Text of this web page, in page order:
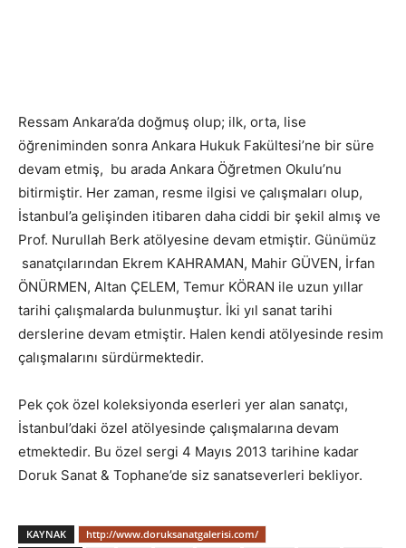
Ressam Ankara’da doğmuş olup; ilk, orta, lise
öğreniminden sonra Ankara Hukuk Fakültesi’ne bir süre
devam etmiş, bu arada Ankara Öğretmen Okulu’nu
bitirmiştir. Her zaman, resme ilgisi ve çalışmaları olup,
İstanbul’a gelişinden itibaren daha ciddi bir şekil almış ve
Prof. Nurullah Berk atölyesine devam etmiştir. Günümüz
sanatçılarından Ekrem KAHRAMAN, Mahir GÜVEN, İrfan
ÖNÜRMEN, Altan ÇELEM, Temur KÖRAN ile uzun yıllar
tarihi çalışmalarda bulunmuştur. İki yıl sanat tarihi
derslerine devam etmiştir. Halen kendi atölyesinde resim
çalışmalarını sürdürmektedir.
Pek çok özel koleksiyonda eserleri yer alan sanatçı,
İstanbul’daki özel atölyesinde çalışmalarına devam
etmektedir. Bu özel sergi 4 Mayıs 2013 tarihine kadar
Doruk Sanat & Tophane’de siz sanatseverleri bekliyor.
KAYNAK
http://www.doruksanatgalerisi.com/